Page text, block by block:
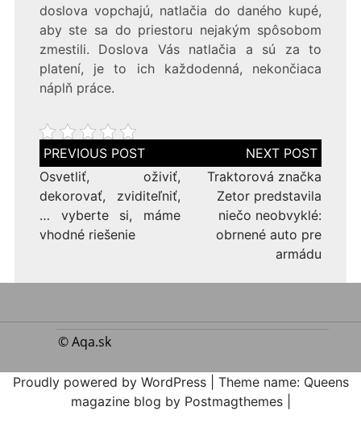
doslova vopchajú, natlačia do daného kupé,
aby ste sa do priestoru nejakým spôsobom
zmestili. Doslova Vás natlačia a sú za to
platení, je to ich každodenná, nekončiaca
náplň práce.
Navigace
pro
příspěvek
Osvetliť, oživiť,
dekorovať, zviditeľniť,
… vyberte si, máme
vhodné riešenie
Traktorová značka
Zetor predstavila
niečo neobvyklé:
obrnené auto pre
armádu
© Aqa.sk
Proudly powered by WordPress
Theme name: Queens
magazine blog by Postmagthemes